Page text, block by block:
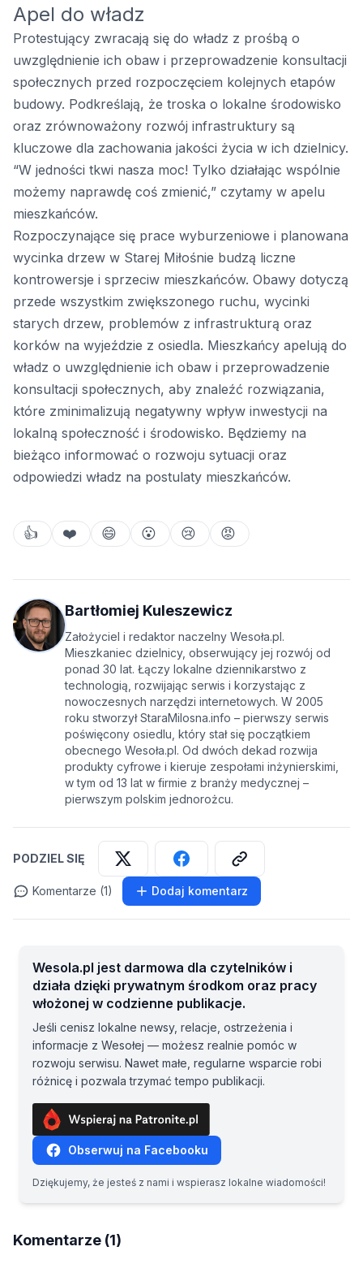
Apel do władz
Protestujący zwracają się do władz z prośbą o
uwzględnienie ich obaw i przeprowadzenie konsultacji
społecznych przed rozpoczęciem kolejnych etapów
budowy. Podkreślają, że troska o lokalne środowisko
oraz zrównoważony rozwój infrastruktury są
kluczowe dla zachowania jakości życia w ich dzielnicy.
“W jedności tkwi nasza moc! Tylko działając wspólnie
możemy naprawdę coś zmienić,” czytamy w apelu
mieszkańców.
Rozpoczynające się prace wyburzeniowe i planowana
wycinka drzew w Starej Miłośnie budzą liczne
kontrowersje i sprzeciw mieszkańców. Obawy dotyczą
przede wszystkim zwiększonego ruchu, wycinki
starych drzew, problemów z infrastrukturą oraz
korków na wyjeździe z osiedla. Mieszkańcy apelują do
władz o uwzględnienie ich obaw i przeprowadzenie
konsultacji społecznych, aby znaleźć rozwiązania,
które zminimalizują negatywny wpływ inwestycji na
lokalną społeczność i środowisko. Będziemy na
bieżąco informować o rozwoju sytuacji oraz
odpowiedzi władz na postulaty mieszkańców.
👍 ❤️ 😄 😮 😢 😡
Bartłomiej Kuleszewicz
Założyciel i redaktor naczelny Wesoła.pl.
Mieszkaniec dzielnicy, obserwujący jej rozwój od
ponad 30 lat. Łączy lokalne dziennikarstwo z
technologią, rozwijając serwis i korzystając z
nowoczesnych narzędzi internetowych. W 2005
roku stworzył StaraMilosna.info – pierwszy serwis
poświęcony osiedlu, który stał się początkiem
obecnego Wesoła.pl. Od dwóch dekad rozwija
produkty cyfrowe i kieruje zespołami inżynierskimi,
w tym od 13 lat w firmie z branży medycznej –
pierwszym polskim jednorożcu.
PODZIEL SIĘ
Komentarze (1) Dodaj komentarz
Wesola.pl jest darmowa dla czytelników i
działa dzięki prywatnym środkom oraz pracy
włożonej w codzienne publikacje.
Jeśli cenisz lokalne newsy, relacje, ostrzeżenia i
informacje z Wesołej — możesz realnie pomóc w
rozwoju serwisu. Nawet małe, regularne wsparcie robi
różnicę i pozwala trzymać tempo publikacji.
Obserwuj na Facebooku
Dziękujemy, że jesteś z nami i wspierasz lokalne wiadomości!
Komentarze (1)